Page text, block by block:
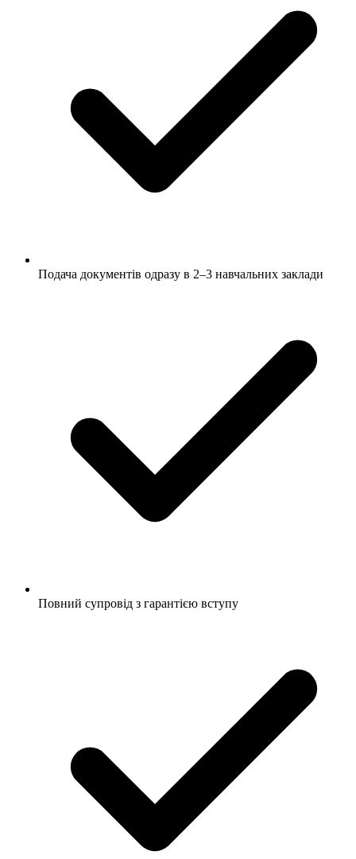
Подача документів одразу в 2–3 навчальних заклади
Повний супровід з гарантією вступу